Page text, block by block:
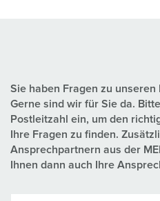
Sie haben Fragen zu unseren
Gerne sind wir für Sie da.
Postleitzahl ein, um den
Ihre Fragen zu finden.
Ansprechpartnern aus der
Ihnen dann auch Ihre